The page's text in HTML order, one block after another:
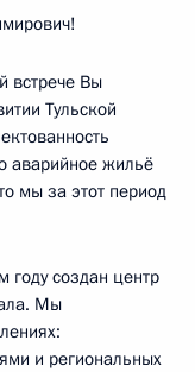
встрече Вы
Тульской
аварийное жильё
мы за этот период
году создан центр
Мы
и региональных